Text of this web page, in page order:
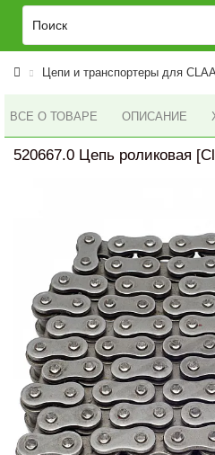
Цепи и транспортеры для
ВСЕ О ТОВАРЕ ОПИСАНИЕ
520667.0 Цепь роликовая